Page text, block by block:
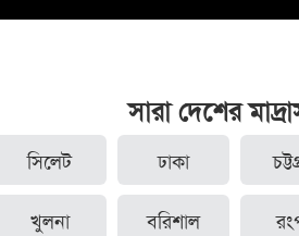
সারা দেশের
সিলেট ঢাকা
খুলনা বরিশাল